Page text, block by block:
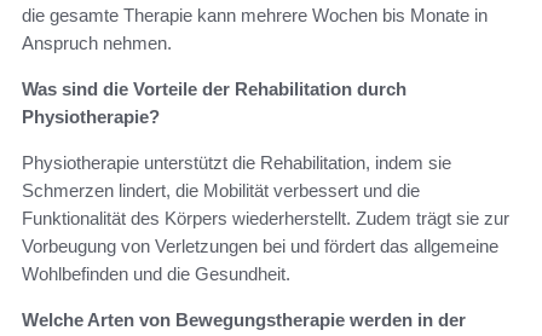
die gesamte Therapie kann mehrere Wochen bis Monate in
Anspruch nehmen.
Was sind die Vorteile der Rehabilitation durch
Physiotherapie?
Physiotherapie unterstützt die Rehabilitation, indem sie
Schmerzen lindert, die Mobilität verbessert und die
Funktionalität des Körpers wiederherstellt. Zudem trägt sie zur
Vorbeugung von Verletzungen bei und fördert das allgemeine
Wohlbefinden und die Gesundheit.
Welche Arten von Bewegungstherapie werden in der